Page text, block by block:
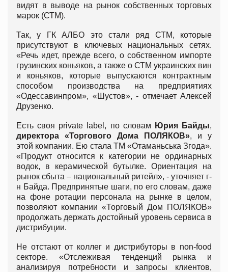
видят в выводе на рынок собственных торговых
марок (СТМ).
Так, у ГК АЛБО это стали ряд СТМ, которые
присутствуют в ключевых национальных сетях.
«Речь идет, прежде всего, о собственном импорте
грузинских коньяков, а также о СТМ украинских вин
и коньяков, которые выпускаются контрактным
способом производства на предприятиях
«Одессавинпром», «Шустов», - отмечает Алексей
Друзенко.
Есть своя private label, по словам Юрия Байды,
директора «Торгового Дома ПОЛЯКОВ», и у
этой компании. Ею стала ТМ «Отаманьська Згода».
«Продукт относится к категории не ординарных
водок, в керамической бутылке. Ориентация на
рынок сбыта – национальный ритейл», - уточняет г-
н Байда. Предпринятые шаги, по его словам, даже
на фоне ротации персонала на рынке в целом,
позволяют компании «Торговый Дом ПОЛЯКОВ»
продолжать держать достойный уровень сервиса в
дистрибуции.
Не отстают от коллег и дистрибуторы в non-food
секторе. «Отслеживая тенденций рынка и
анализируя потребности и запросы клиентов,